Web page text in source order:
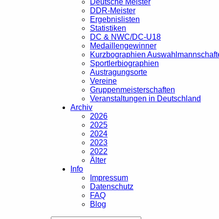
Deutsche Meister
DDR-Meister
Ergebnislisten
Statistiken
DC & NWC/DC-U18
Medaillengewinner
Kurzbographien
Sportlerbiographien
Austragungsorte
Vereine
Gruppenmeisterschaften
Veranstaltungen in Deutschland
Archiv
2026
2025
2024
2023
2022
Älter
Info
Impressum
Datenschutz
FAQ
Blog